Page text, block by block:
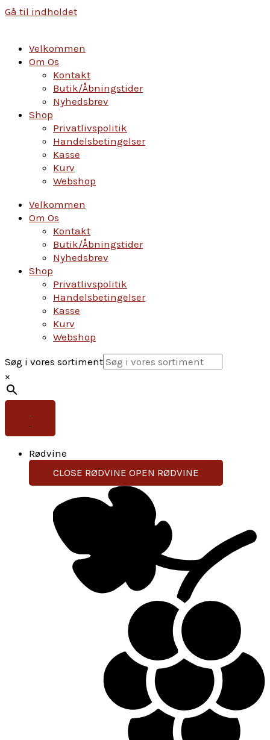
Gå til indholdet
Velkommen
Om Os
Kontakt
Butik/Åbningstider
Nyhedsbrev
Shop
Privatlivspolitik
Handelsbetingelser
Kasse
Kurv
Webshop
Velkommen
Om Os
Kontakt
Butik/Åbningstider
Nyhedsbrev
Shop
Privatlivspolitik
Handelsbetingelser
Kasse
Kurv
Webshop
Søg i vores sortiment
×
Rødvine
CLOSE RØDVINE OPEN RØDVINE